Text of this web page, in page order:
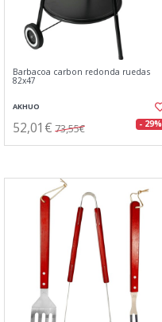
Barbacoa carbon redonda ruedas
82x47
AKHUO
52,01€ 73,55€ - 29%